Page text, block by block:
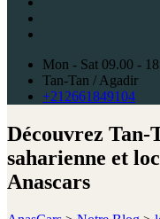
Mon - Sat 09.00 -
Tan-Tan / Agadir
+212661849104
Découvrez
saharienne et
Anascars